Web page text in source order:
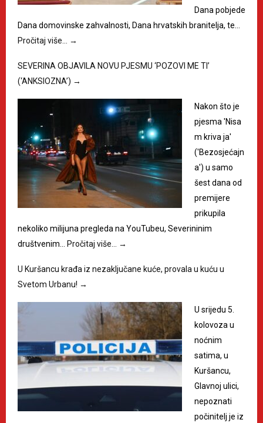
Dana pobjede
Dana domovinske zahvalnosti, Dana hrvatskih branitelja, te…
Pročitaj više…
→
SEVERINA OBJAVILA NOVU PJESMU ‘POZOVI ME TI’
(‘ANKSIOZNA’) →
Nakon što je
pjesma 'Nisa
m kriva ja'
('Bezosjećajn
a') u samo
šest dana od
premijere
prikupila
nekoliko milijuna pregleda na YouTubeu, Severininim
društvenim…
Pročitaj više… →
U Kuršancu krađa iz nezaključane kuće, provala u kuću u
Svetom Urbanu! →
U srijedu 5.
kolovoza u
noćnim
satima, u
Kuršancu,
Glavnoj ulici,
nepoznati
počinitelj je iz